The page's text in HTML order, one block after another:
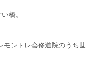
橋。
モントレ会修道院のうち世